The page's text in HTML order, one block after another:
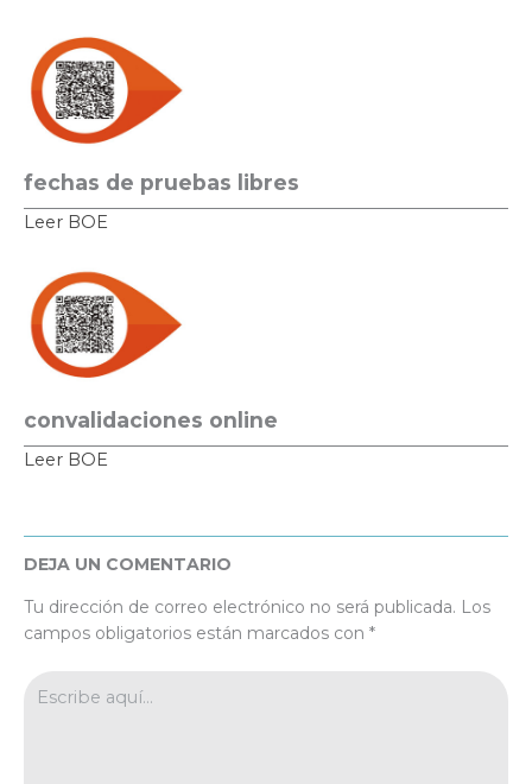
fechas de pruebas libres
Leer BOE
convalidaciones online
Leer BOE
DEJA UN COMENTARIO
Tu dirección de correo electrónico no será publicada. Los
campos obligatorios están marcados con *
aquí...